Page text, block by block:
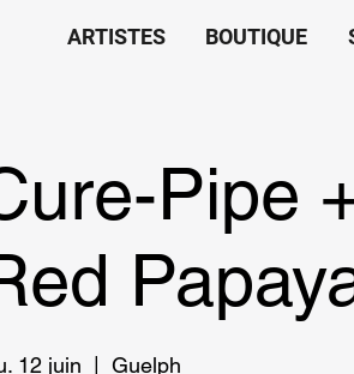
ARTISTES BOUTIQUE
Pipe
12 juin Guelph